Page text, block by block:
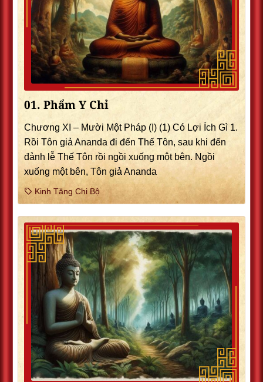
01. Phẩm Y Chỉ
Chương XI – Mười Một Pháp (I) (1) Có Lợi Ích Gì 1.
Rồi Tôn giả Ananda đi đến Thế Tôn, sau khi đến
đảnh lễ Thế Tôn rồi ngồi xuống một bên. Ngồi
xuống một bên, Tôn giả Ananda
Kinh Tăng Chi Bộ